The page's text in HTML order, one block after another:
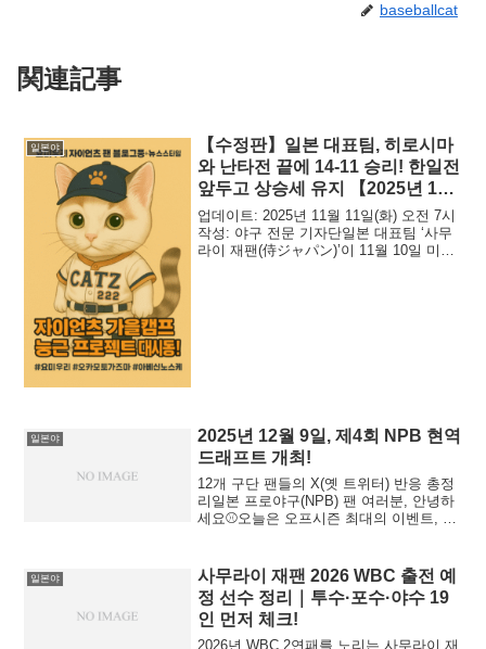
baseballcat
関連記事
일본야
【수정판】일본 대표팀, 히로시마
와 난타전 끝에 14-11 승리! 한일전
앞두고 상승세 유지 【2025년 11
월 11일 최신판】
업데이트: 2025년 11월 11일(화) 오전 7시
작성: 야구 전문 기자단일본 대표팀 ‘사무
라이 재팬(侍ジャパン)’이 11월 10일 미야
일본야
2025년 12월 9일, 제4회 NPB 현역
드래프트 개최!
12개 구단 팬들의 X(옛 트위터) 반응 총정
리일본 프로야구(NPB) 팬 여러분, 안녕하
세요⚾오늘은 오프시즌 최대의 이벤트, 제
회의가...
일본야
사무라이 재팬 2026 WBC 출전 예
정 선수 정리｜투수·포수·야수 19
인 먼저 체크!
2026년 WBC 2연패를 노리는 사무라이 재